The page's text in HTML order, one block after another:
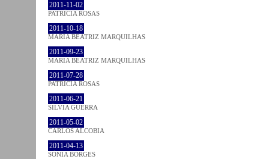
2011-11-02
PATRÍCIA ROSAS
2011-10-18
MARIA BEATRIZ MARQUILHAS
2011-09-23
MARIA BEATRIZ MARQUILHAS
2011-07-28
PATRÍCIA ROSAS
2011-06-21
SÍLVIA GUERRA
2011-05-02
CARLOS ALCOBIA
2011-04-13
SÓNIA BORGES